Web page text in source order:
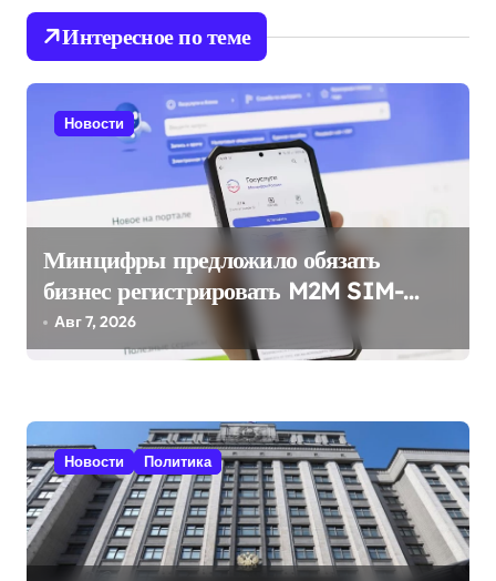
а
п
с
я
м
Интересное по теме
Новости
Минцифры предложило обязать
бизнес регистрировать M2M SIM-
карты через «Госуслуги»
Авг 7, 2026
Новости Политика